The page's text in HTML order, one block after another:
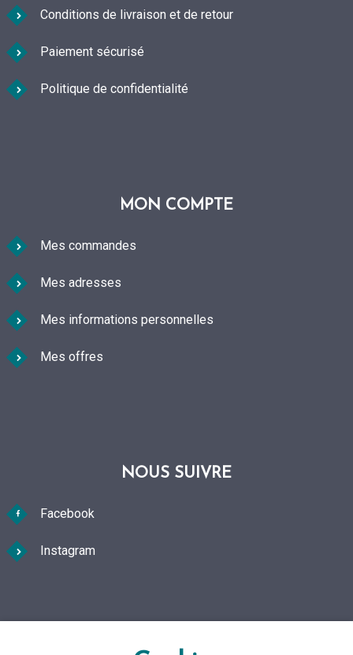
produit
Conditions de livraison et de retour
Paiement sécurisé
Politique de confidentialité
MON COMPTE
Mes commandes
Mes adresses
Mes informations personnelles
Mes offres
NOUS SUIVRE
Facebook
Instagram